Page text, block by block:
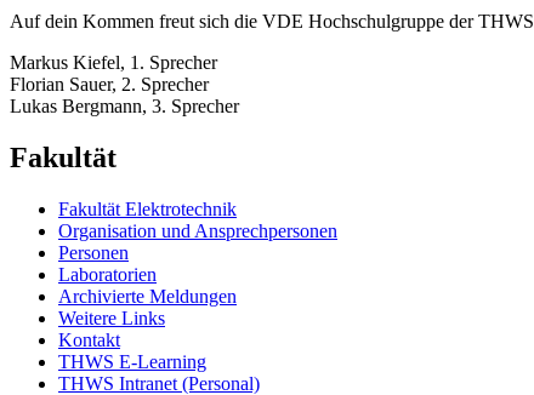
Auf dein Kommen freut sich die VDE Hochschulgruppe der THWS
Markus Kiefel, 1. Sprecher
Florian Sauer, 2. Sprecher
Lukas Bergmann, 3. Sprecher
Fakultät
Fakultät Elektrotechnik
Organisation und Ansprechpersonen
Personen
Laboratorien
Archivierte Meldungen
Weitere Links
Kontakt
THWS E-Learning
THWS Intranet (Personal)